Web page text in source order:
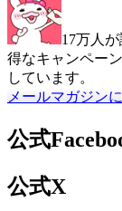
17万人
得なキャンペー
しています。
メールマガジン
公式
公式X